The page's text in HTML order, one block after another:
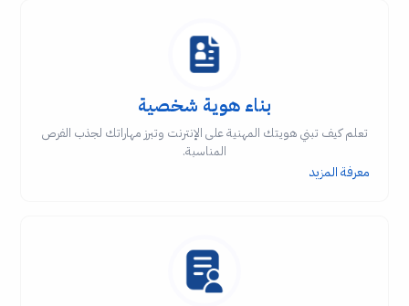
بناء هوية شخصية
تعلم كيف تبني هويتك المهنية على الإنترنت وتبرز مهاراتك لجذب الفرص
المناسبة.
معرفة المزيد